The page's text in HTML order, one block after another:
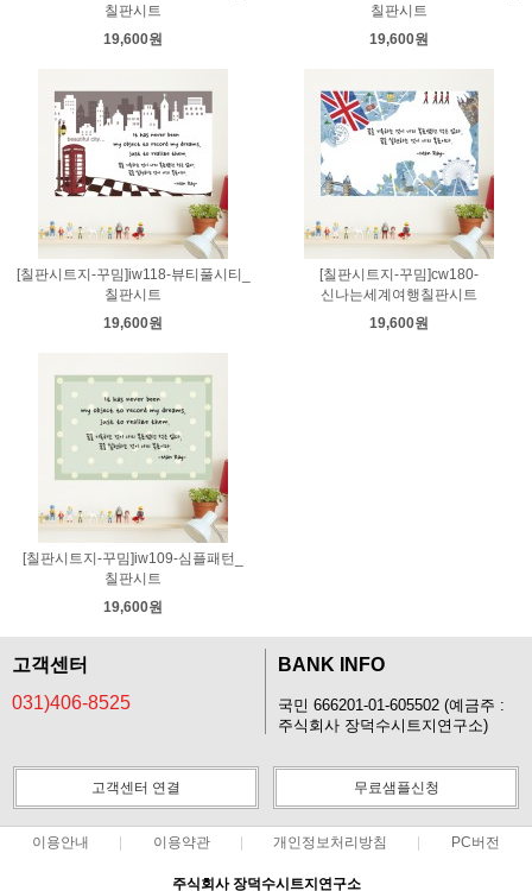
칠판시트
19,600원
칠판시트
19,600원
[칠판시트지-꾸밈]iw118-뷰티풀시티_
칠판시트
19,600원
[칠판시트지-꾸밈]cw180-
신나는세계여행칠판시트
19,600원
[칠판시트지-꾸밈]iw109-심플패턴_
칠판시트
19,600원
고객센터
031)406-8525
BANK INFO
국민 666201-01-605502 (예금주 :
주식회사 장덕수시트지연구소)
고객센터 연결 무료샘플신청
이용안내 이용약관 개인정보처리방침 PC버전
주식회사 장덕수시트지연구소